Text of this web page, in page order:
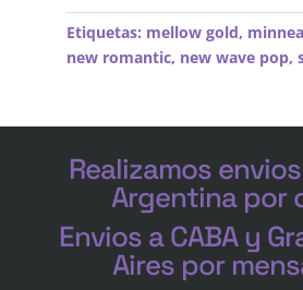
Etiquetas: mellow gold,
new romantic, new wave pop,
Realizamos
Argentina por
Envios a CABA y
Aires por